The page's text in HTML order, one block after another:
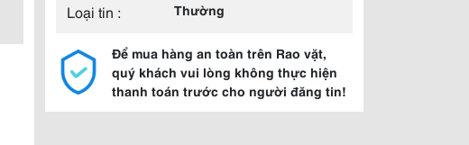
Loại tin :
Thường
Để mua hàng an toàn trên Rao vặt,
quý khách vui lòng không thực hiện
thanh toán trước cho người đăng tin!